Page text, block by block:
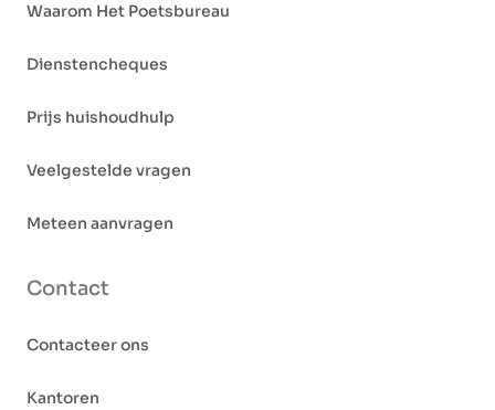
Waarom Het Poetsbureau
Dienstencheques
Prijs huishoudhulp
Veelgestelde vragen
Meteen aanvragen
Contact
Contacteer ons
Kantoren